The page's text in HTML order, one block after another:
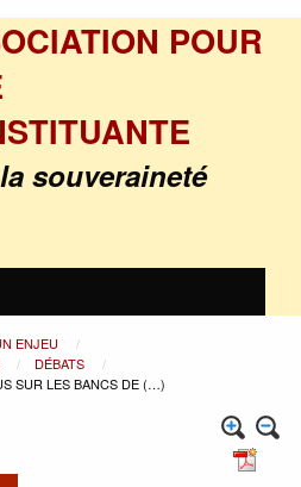
POUR
souveraineté
ENJEU
DÉBATS
SUR LES BANCS DE (…)